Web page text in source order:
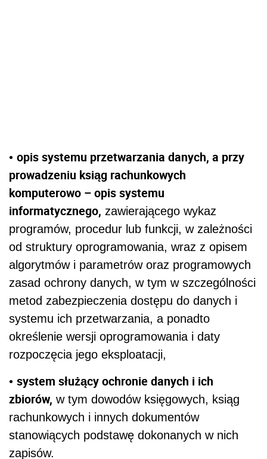
• opis systemu przetwarzania danych, a przy
prowadzeniu ksiąg rachunkowych
komputerowo – opis systemu
informatycznego, zawierającego wykaz
programów, procedur lub funkcji, w zależności
od struktury oprogramowania, wraz z opisem
algorytmów i parametrów oraz programowych
zasad ochrony danych, w tym w szczególności
metod zabezpieczenia dostępu do danych i
systemu ich przetwarzania, a ponadto
określenie wersji oprogramowania i daty
rozpoczęcia jego eksploatacji,
• system służący ochronie danych i ich
zbiorów, w tym dowodów księgowych, ksiąg
rachunkowych i innych dokumentów
stanowiących podstawę dokonanych w nich
zapisów.